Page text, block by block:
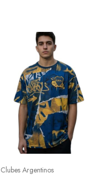
Clubes Argentinos